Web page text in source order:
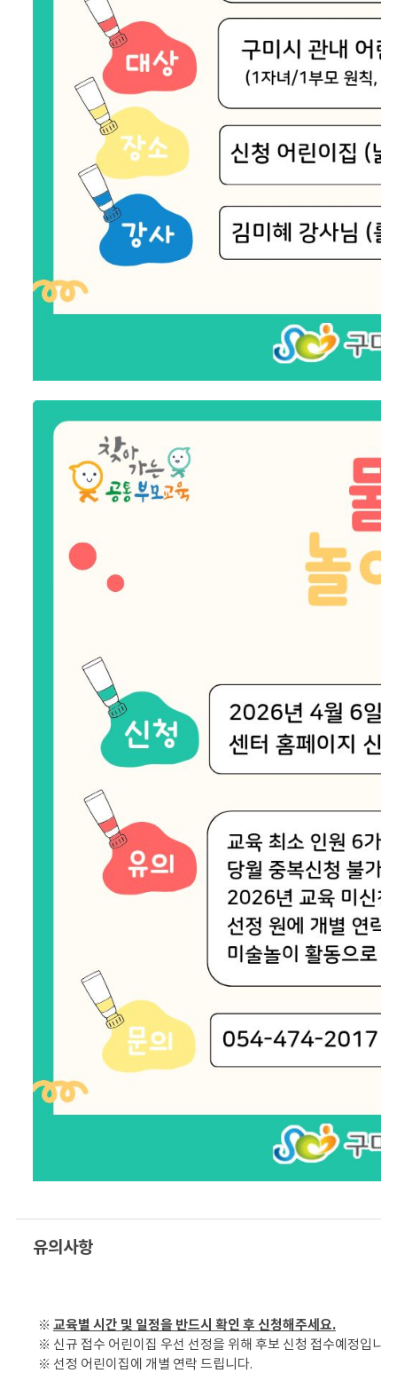
유의사항
※ 교육별 시간 및 일정을 반드시 확인 후 신청해주세요.
※ 신규 접수 어린이집 우선 선정을 위해 후보 신청 접수예정입니
※ 선정 어린이집에 개별 연락 드립니다.